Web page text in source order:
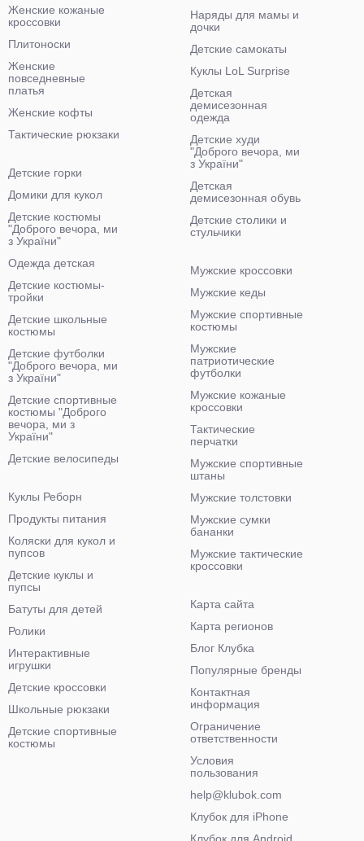
Женские кожаные
кроссовки
Плитоноски
Женские
повседневные
платья
Женские кофты
Тактические рюкзаки
Наряды для мамы и
дочки
Детские самокаты
Куклы LoL Surprise
Детская
демисезонная
одежда
Детские худи
"Доброго вечора, ми
з України"
Детская
демисезонная обувь
Детские столики и
стульчики
Детские горки
Домики для кукол
Детские костюмы
"Доброго вечора, ми
з України"
Одежда детская
Детские костюмы-
тройки
Детские школьные
костюмы
Детские футболки
"Доброго вечора, ми
з України"
Детские спортивные
костюмы "Доброго
вечора, ми з
України"
Детские велосипеды
Мужские кроссовки
Мужские кеды
Мужские спортивные
костюмы
Мужские
патриотические
футболки
Мужские кожаные
кроссовки
Тактические
перчатки
Мужские спортивные
штаны
Мужские толстовки
Мужские сумки
бананки
Мужские тактические
кроссовки
Куклы Реборн
Продукты питания
Коляски для кукол и
пупсов
Детские куклы и
пупсы
Батуты для детей
Ролики
Интерактивные
игрушки
Детские кроссовки
Школьные рюкзаки
Детские спортивные
костюмы
Карта сайта
Карта регионов
Блог Клубка
Популярные бренды
Контактная
информация
Ограничение
ответственности
Условия
пользования
help@klubok.com
Клубок для iPhone